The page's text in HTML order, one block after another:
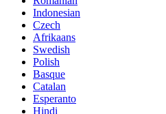
Indonesian
Czech
Afrikaans
Swedish
Polish
Basque
Catalan
Esperanto
Hindi